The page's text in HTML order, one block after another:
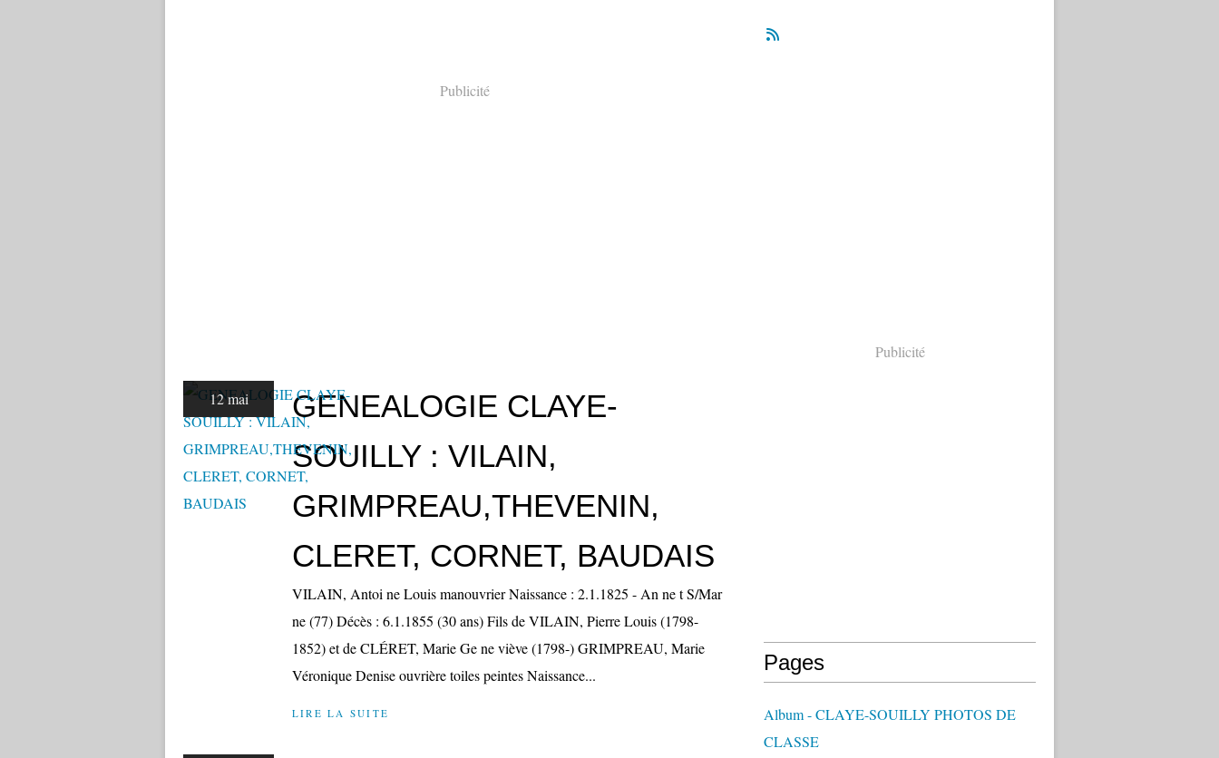
Publicité
12 mai
GENEALOGIE CLAYE-
SOUILLY : VILAIN,
GRIMPREAU,THEVENIN,
CLERET, CORNET, BAUDAIS
VILAIN, Antoi ne Louis manouvrier Naissance : 2.1.1825 - An ne t S/Mar
ne (77) Décès : 6.1.1855 (30 ans) Fils de VILAIN, Pierre Louis (1798-
1852) et de CLÉRET, Marie Ge ne viève (1798-) GRIMPREAU, Marie
Véronique Denise ouvrière toiles peintes Naissance...
LIRE LA SUITE
Publicité
Pages
Album - CLAYE-SOUILLY PHOTOS DE
CLASSE